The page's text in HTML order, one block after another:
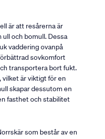
är att resårerna är
och bomull. Dessa
vaddering ovanpå
sovkomfort
transportera bort fukt.
vilket är viktigt för en
skapar dessutom en
fasthet och stabilitet
som består av en